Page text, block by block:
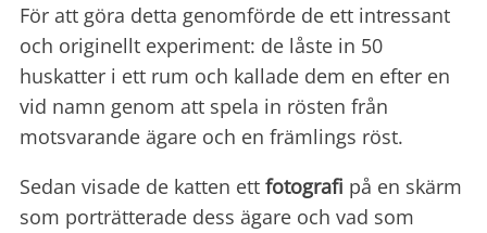
För att göra detta genomförde de ett intressant
och originellt experiment: de låste in 50
huskatter i ett rum och kallade dem en efter en
vid namn genom att spela in rösten från
motsvarande ägare och en främlings röst.
Sedan visade de katten ett fotografi på en skärm
som porträtterade dess ägare och vad som